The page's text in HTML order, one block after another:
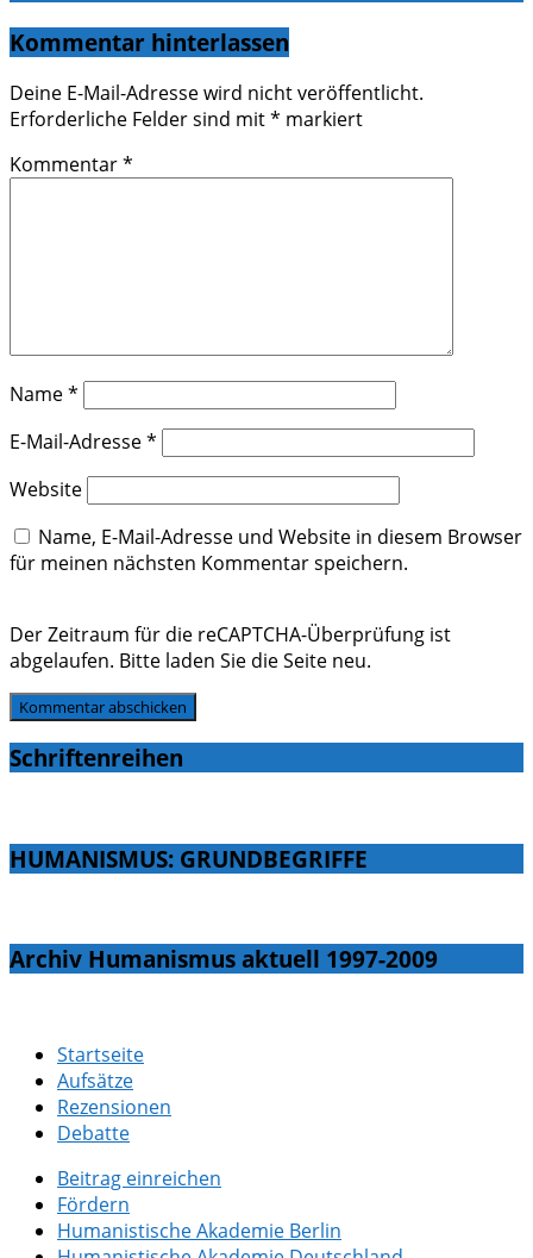
Kommentar hinterlassen
Deine E-Mail-Adresse wird nicht veröffentlicht.
Erforderliche Felder sind mit* markiert
Kommentar*
Name*
E-Mail-Adresse*
Website
Name, E-Mail-Adresse und Website in diesem Browser
für meinen nächsten Kommentar speichern.
Der Zeitraum für die reCAPTCHA-Überprüfung ist
abgelaufen. Bitte laden Sie die Seite neu.
Schriftenreihen
HUMANISMUS: GRUNDBEGRIFFE
Archiv Humanismus aktuell 1997-2009
Startseite
Aufsätze
Rezensionen
Debatte
Beitrag einreichen
Fördern
Humanistische Akademie Berlin